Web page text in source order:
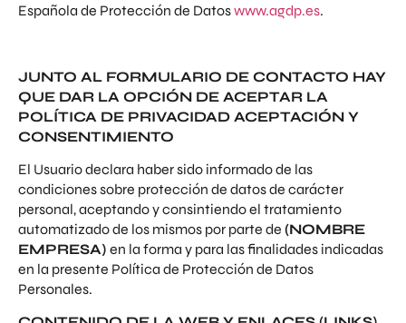
Española de Protección de Datoswww.agdp.es.
JUNTO AL FORMULARIO DE CONTACTO HAY
QUE DAR LA OPCIÓN DE ACEPTAR LA
POLÍTICA DE PRIVACIDAD ACEPTACIÓN Y
CONSENTIMIENTO
El Usuario declara haber sido informado de las
condiciones sobre protección de datos de carácter
personal, aceptando y consintiendo el tratamiento
automatizado de los mismos por parte de (NOMBRE
EMPRESA) en la forma y para las finalidades indicadas
en la presente Política de Protección de Datos
Personales.